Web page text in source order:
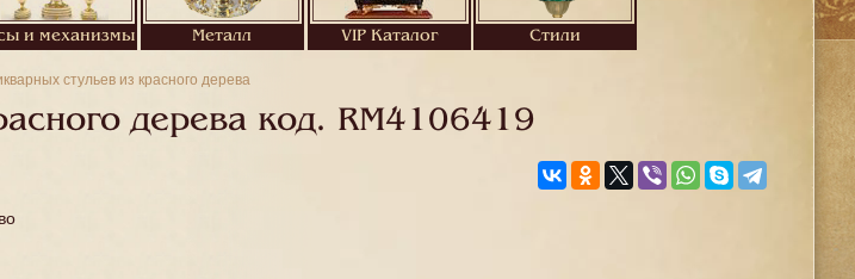
и механизмы Металл VIP Каталог Стили
стульев из красного дерева
дерева код. RM4106419